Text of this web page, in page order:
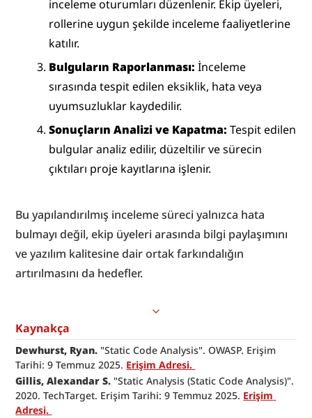
inceleme oturumları düzenlenir. Ekip üyeleri,
rollerine uygun şekilde inceleme faaliyetlerine
katılır.
Bulguların Raporlanması: İnceleme
sırasında tespit edilen eksiklik, hata veya
uyumsuzluklar kaydedilir.
Sonuçların Analizi ve Kapatma: Tespit edilen
bulgular analiz edilir, düzeltilir ve sürecin
çıktıları proje kayıtlarına işlenir.
Bu yapılandırılmış inceleme süreci yalnızca hata
bulmayı değil, ekip üyeleri arasında bilgi paylaşımını
ve yazılım kalitesine dair ortak farkındalığın
artırılmasını da hedefler.
Kaynakça
Dewhurst, Ryan. "Static Code Analysis". OWASP. Erişim
Tarihi: 9 Temmuz 2025. Erişim Adresi.
Gillis, Alexandar S. "Static Analysis (Static Code Analysis)".
2020. TechTarget. Erişim Tarihi: 9 Temmuz 2025. Erişim
Adresi.